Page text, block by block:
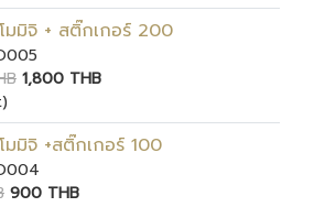
มมิจิ + สติ๊กเกอร์ 200
1,800 THB
มมิจิ +สติ๊กเกอร์ 100
900 THB